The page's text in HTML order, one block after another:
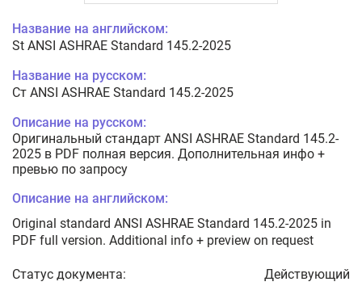
Название на английском:
St ANSI ASHRAE Standard 145.2-2025
Название на русском:
Ст ANSI ASHRAE Standard 145.2-2025
Описание на русском:
Оригинальный стандарт ANSI ASHRAE Standard 145.2-
2025 в PDF полная версия. Дополнительная инфо +
превью по запросу
Описание на английском:
Original standard ANSI ASHRAE Standard 145.2-2025 in
PDF full version. Additional info + preview on request
Статус документа: Действующий